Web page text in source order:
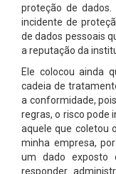
proteção de
incidente de
de dados pessoais
a reputação da
Ele colocou ainda
cadeia de
a conformidade,
regras, o risco pode
aquele que coletou
minha empresa,
um dado
responder